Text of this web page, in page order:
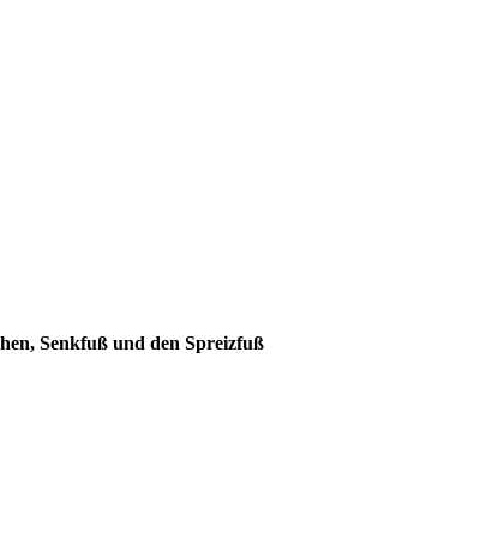
Senkfuß und den Spreizfuß